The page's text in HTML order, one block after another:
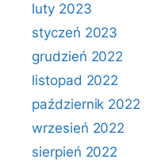
luty 2023
styczeń 2023
grudzień 2022
listopad 2022
październik 2022
wrzesień 2022
sierpień 2022